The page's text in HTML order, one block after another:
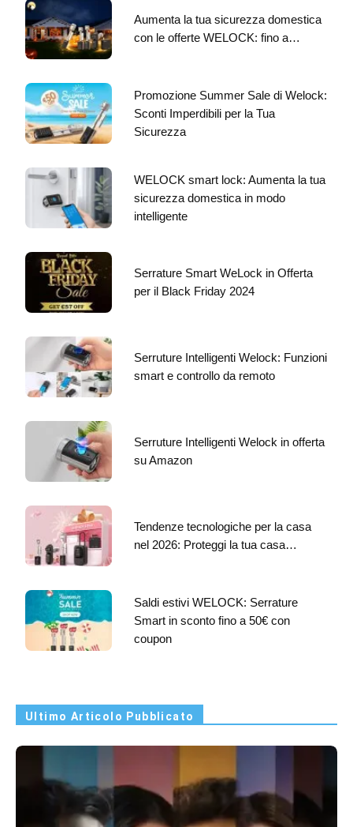
Aumenta la tua sicurezza domestica
con le offerte WELOCK: fino a…
Promozione Summer Sale di Welock:
Sconti Imperdibili per la Tua
Sicurezza
WELOCK smart lock: Aumenta la tua
sicurezza domestica in modo
intelligente
Serrature Smart WeLock in Offerta
per il Black Friday 2024
Serruture Intelligenti Welock: Funzioni
smart e controllo da remoto
Serruture Intelligenti Welock in offerta
su Amazon
Tendenze tecnologiche per la casa
nel 2026: Proteggi la tua casa…
Saldi estivi WELOCK: Serrature
Smart in sconto fino a 50€ con
coupon
Ultimo Articolo Pubblicato